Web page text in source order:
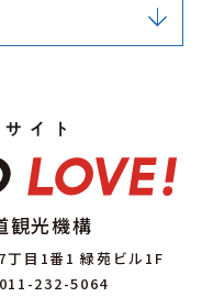
観光機構
目1番1 緑苑ビル1F
232-5064